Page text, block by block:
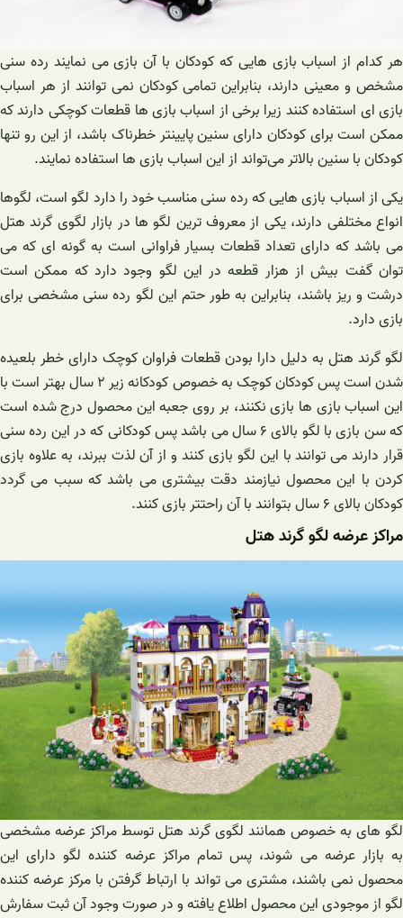
هر کدام از اسباب بازی هایی که کودکان با آن بازی می نمایند رده سنی
مشخص و معینی دارند، بنابراین تمامی کودکان نمی توانند از هر اسباب
بازی ای استفاده کنند زیرا برخی از اسباب بازی ها قطعات کوچکی دارند که
ممکن است برای کودکان دارای سنین پایینتر خطرناک باشد، از این‌ رو تنها
کودکان با سنین بالاتر می‌تواند از این اسباب بازی ها استفاده نمایند.
یکی از اسباب بازی هایی که رده سنی مناسب خود را دارد لگو است، لگوها
انواع مختلفی دارند، یکی از معروف ترین لگو ها در بازار لگوی گرند هتل
می باشد که دارای تعداد قطعات بسیار فراوانی است به گونه ای که می
توان گفت بیش از هزار قطعه در این لگو وجود دارد که ممکن است
درشت و ریز باشند، بنابراین به طور حتم این لگو رده سنی مشخصی برای
بازی دارد.
لگو گرند هتل به دلیل دارا بودن قطعات فراوان کوچک دارای خطر بلعیده
شدن است پس کودکان کوچک به خصوص کودکانه زیر ۲ سال بهتر است با
این اسباب بازی ها بازی نکنند، بر روی جعبه این محصول درج شده است
که سن بازی با لگو بالای ۶ سال می باشد پس کودکانی که در این رده سنی
قرار دارند می توانند با این لگو بازی کنند و از آن لذت ببرند، به علاوه بازی
کردن با این محصول نیازمند دقت بیشتری می باشد که سبب می گردد
کودکان بالای ۶ سال بتوانند با آن راحتتر بازی کنند.
مراکز عرضه لگو گرند هتل
لگو های به خصوص همانند لگوی گرند هتل توسط مراکز عرضه مشخصی
به بازار عرضه می شوند، پس تمام مراکز عرضه کننده لگو دارای این
محصول نمی باشند، مشتری می تواند با ارتباط گرفتن با مرکز عرضه کننده
لگو از موجودی این محصول اطلاع یافته و در صورت وجود آن ثبت سفارش